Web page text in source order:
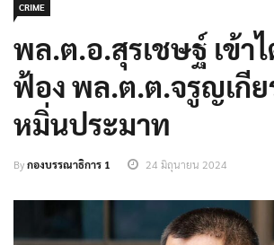
CRIME
พล.ต.อ.สุรเชษฐ์ เข้า
ฟ้อง พล.ต.ต.จรูญเกี
หมิ่นประมาท
Byกองบรรณาธิการ 1 24 มิถุนายน 2024